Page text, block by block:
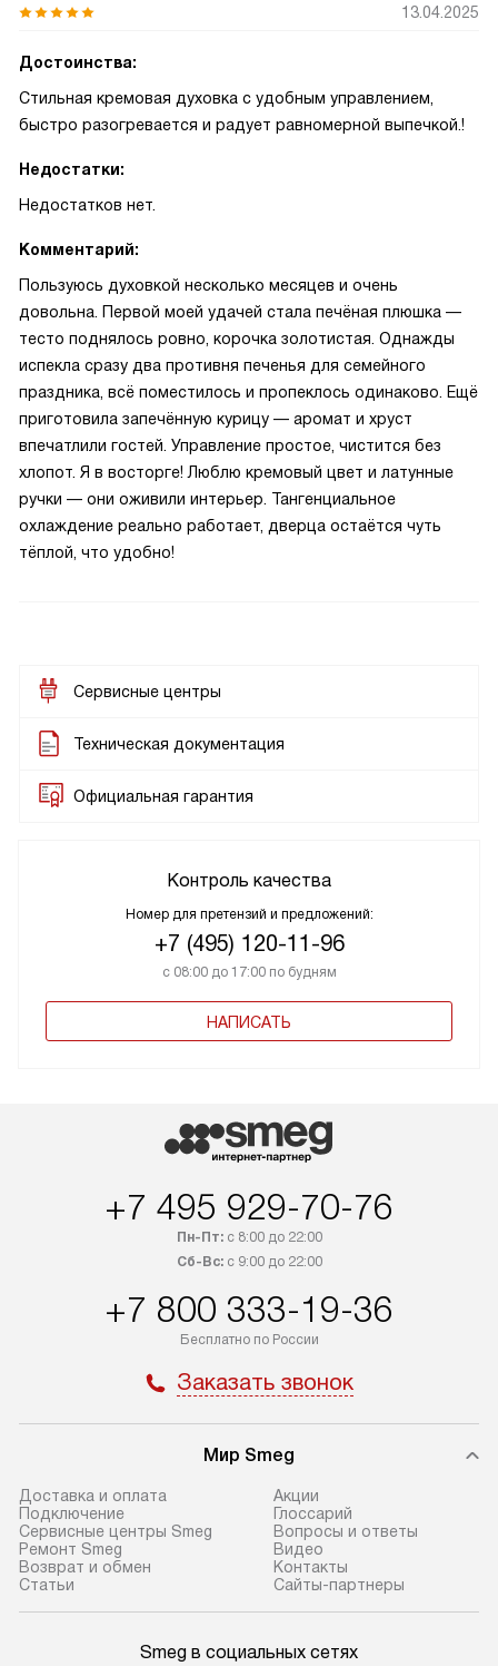
13.04.2025
Достоинства:
Стильная кремовая духовка с удобным управлением,
быстро разогревается и радует равномерной выпечкой.!
Недостатки:
Недостатков нет.
Комментарий:
Пользуюсь духовкой несколько месяцев и очень
довольна. Первой моей удачей стала печёная плюшка —
тесто поднялось ровно, корочка золотистая. Однажды
испекла сразу два противня печенья для семейного
праздника, всё поместилось и пропеклось одинаково. Ещё
приготовила запечённую курицу — аромат и хруст
впечатлили гостей. Управление простое, чистится без
хлопот. Я в восторге! Люблю кремовый цвет и латунные
ручки — они оживили интерьер. Тангенциальное
охлаждение реально работает, дверца остаётся чуть
тёплой, что удобно!
Сервисные центры
Техническая документация
Официальная гарантия
Контроль качества
Номер для претензий и предложений:
+7 (495) 120-11-96
с 08:00 до 17:00 по будням
НАПИСАТЬ
+7 495 929-70-76
Пн-Пт:с 8:00 до 22:00
Сб-Вс:с 9:00 до 22:00
+7 800 333-19-36
Бесплатно по России
Заказать звонок
Мир Smeg
Доставка и оплата
Подключение
Сервисные центры Smeg
Ремонт Smeg
Возврат и обмен
Статьи
Акции
Глоссарий
Вопросы и ответы
Видео
Контакты
Сайты-партнеры
Smeg в социальных сетях